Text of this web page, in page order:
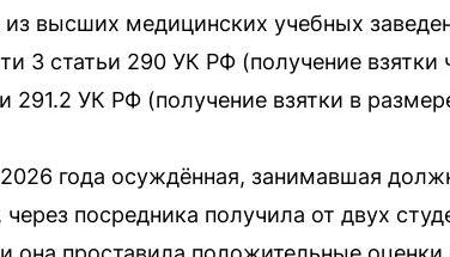
высших медицинских учебных
3 статьи 290 УК РФ (получение взятки
291.2 УК РФ (получение взятки в
года осуждённая, занимавшая
посредника получила от двух